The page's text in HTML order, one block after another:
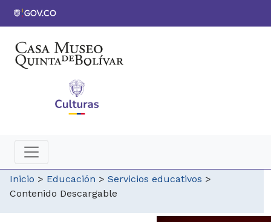
Inicio > Educación > Servicios educativos >
Contenido Descargable